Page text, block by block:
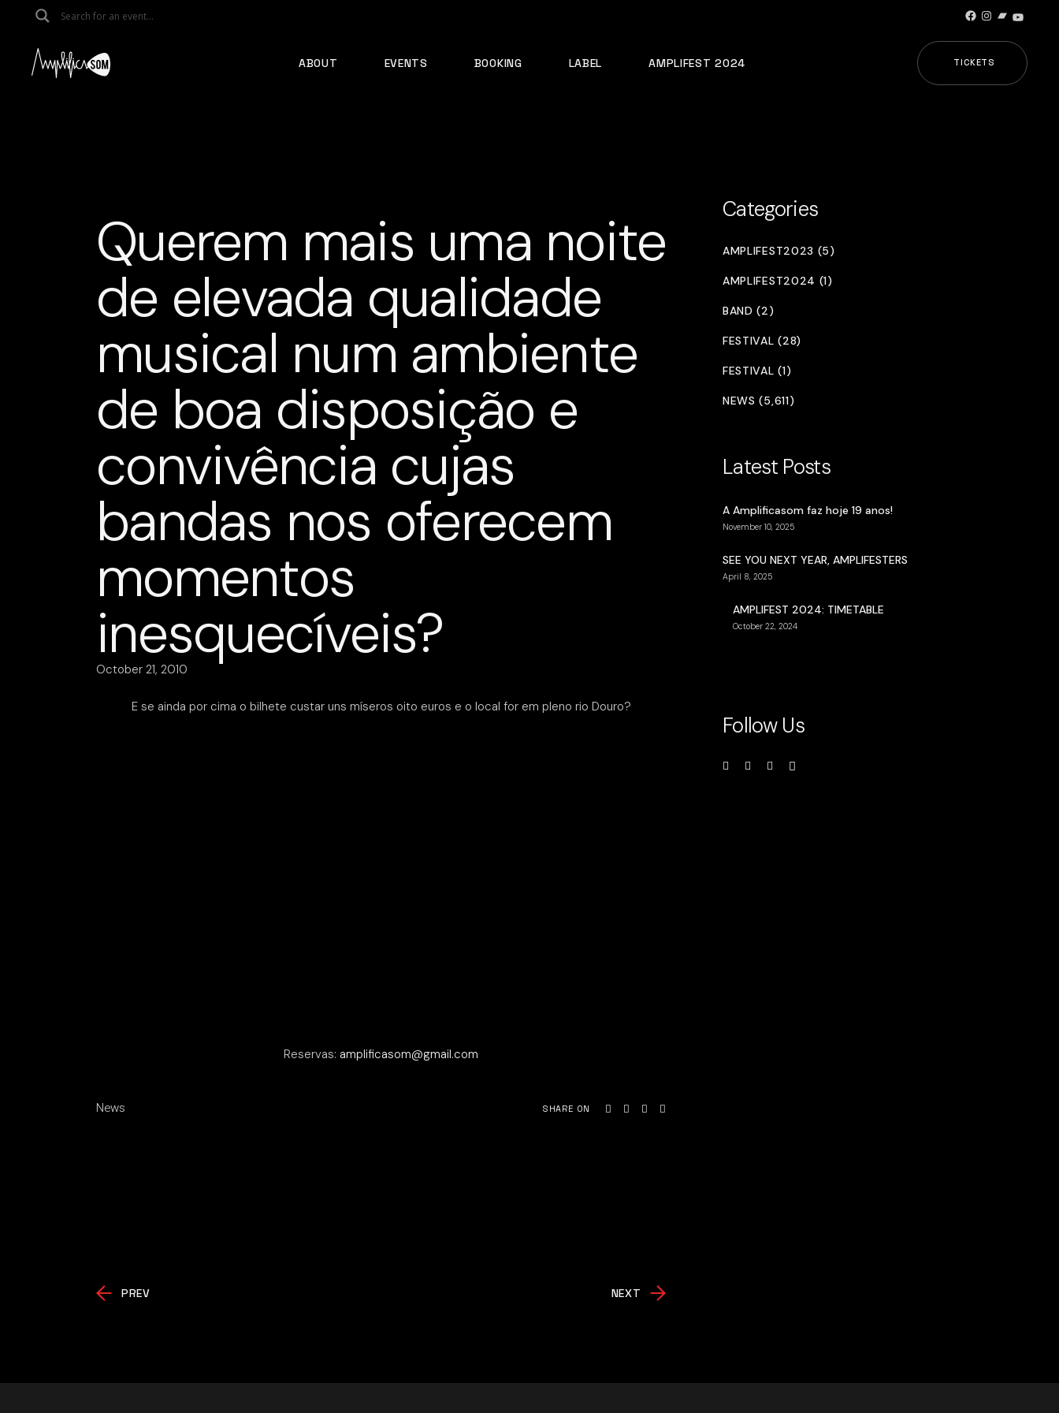
Facebook
Instagram
Bandcamp
ABOUT EVENTS BOOKING LABEL AMPLIFEST 2024 TICKETS
Querem mais uma noite
de elevada qualidade
musical num ambiente
de boa disposição e
convivência cujas
bandas nos oferecem
momentos
inesquecíveis?
October 21, 2010
E se ainda por cima o bilhete custar uns míseros oito euros e o local for em pleno rio Douro?
Reservas: amplificasom@gmail.com
News SHARE ON
PREV NEXT
Categories
AMPLIFEST2023 (5)
AMPLIFEST2024 (1)
BAND (2)
FESTIVAL (28)
FESTIVAL (1)
NEWS (5,611)
Latest Posts
A Amplificasom faz hoje 19 anos!
November 10, 2025
SEE YOU NEXT YEAR, AMPLIFESTERS
April 8, 2025
AMPLIFEST 2024: TIMETABLE
October 22, 2024
Follow Us